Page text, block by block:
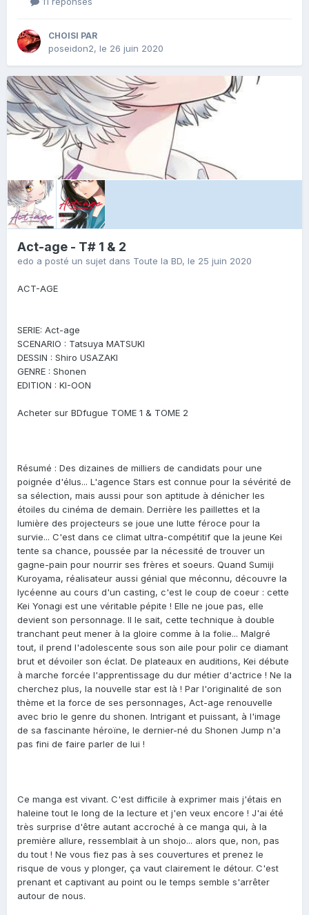
CHOISI PAR
poseidon2, le 26 juin 2020
Act-age - T# 1 & 2
edo a posté un sujet dans Toute la BD, le 25 juin 2020
ACT-AGE
SERIE: Act-age
SCENARIO : Tatsuya MATSUKI
DESSIN : Shiro USAZAKI
GENRE : Shonen
EDITION : KI-OON
Acheter sur BDfugue TOME 1 & TOME 2
Résumé : Des dizaines de milliers de candidats pour une
poignée d'élus... L'agence Stars est connue pour la sévérité de
sa sélection, mais aussi pour son aptitude à dénicher les
étoiles du cinéma de demain. Derrière les paillettes et la
lumière des projecteurs se joue une lutte féroce pour la
survie... C'est dans ce climat ultra-compétitif que la jeune Kei
tente sa chance, poussée par la nécessité de trouver un
gagne-pain pour nourrir ses frères et soeurs. Quand Sumiji
Kuroyama, réalisateur aussi génial que méconnu, découvre la
lycéenne au cours d'un casting, c'est le coup de coeur : cette
Kei Yonagi est une véritable pépite ! Elle ne joue pas, elle
devient son personnage. Il le sait, cette technique à double
tranchant peut mener à la gloire comme à la folie... Malgré
tout, il prend l'adolescente sous son aile pour polir ce diamant
brut et dévoiler son éclat. De plateaux en auditions, Kei débute
à marche forcée l'apprentissage du dur métier d'actrice ! Ne la
cherchez plus, la nouvelle star est là ! Par l'originalité de son
thème et la force de ses personnages, Act-age renouvelle
avec brio le genre du shonen. Intrigant et puissant, à l'image
de sa fascinante héroïne, le dernier-né du Shonen Jump n'a
pas fini de faire parler de lui !
Ce manga est vivant. C'est difficile à exprimer mais j'étais en
haleine tout le long de la lecture et j'en veux encore ! J'ai été
très surprise d'être autant accroché à ce manga qui, à la
première allure, ressemblait à un shojo... alors que, non, pas
du tout ! Ne vous fiez pas à ses couvertures et prenez le
risque de vous y plonger, ça vaut clairement le détour. C'est
prenant et captivant au point ou le temps semble s'arrêter
autour de nous.